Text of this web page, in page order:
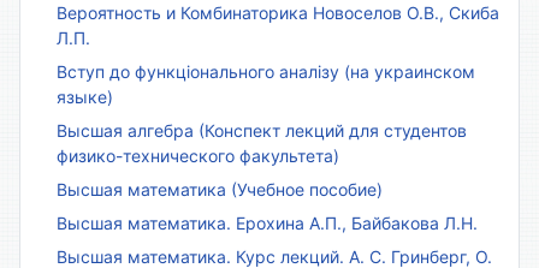
Вероятность и Комбинаторика Новоселов О.В., Скиба
Л.П.
Вступ до функціонального аналізу (на украинском
языке)
Высшая алгебра (Конспект лекций для студентов
физико-технического факультета)
Высшая математика (Учебное пособие)
Высшая математика. Ерохина А.П., Байбакова Л.Н.
Высшая математика. Курс лекций. А. С. Гринберг, О.